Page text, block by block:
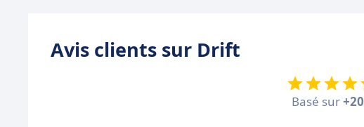
Avis clients sur Drift
Basé sur